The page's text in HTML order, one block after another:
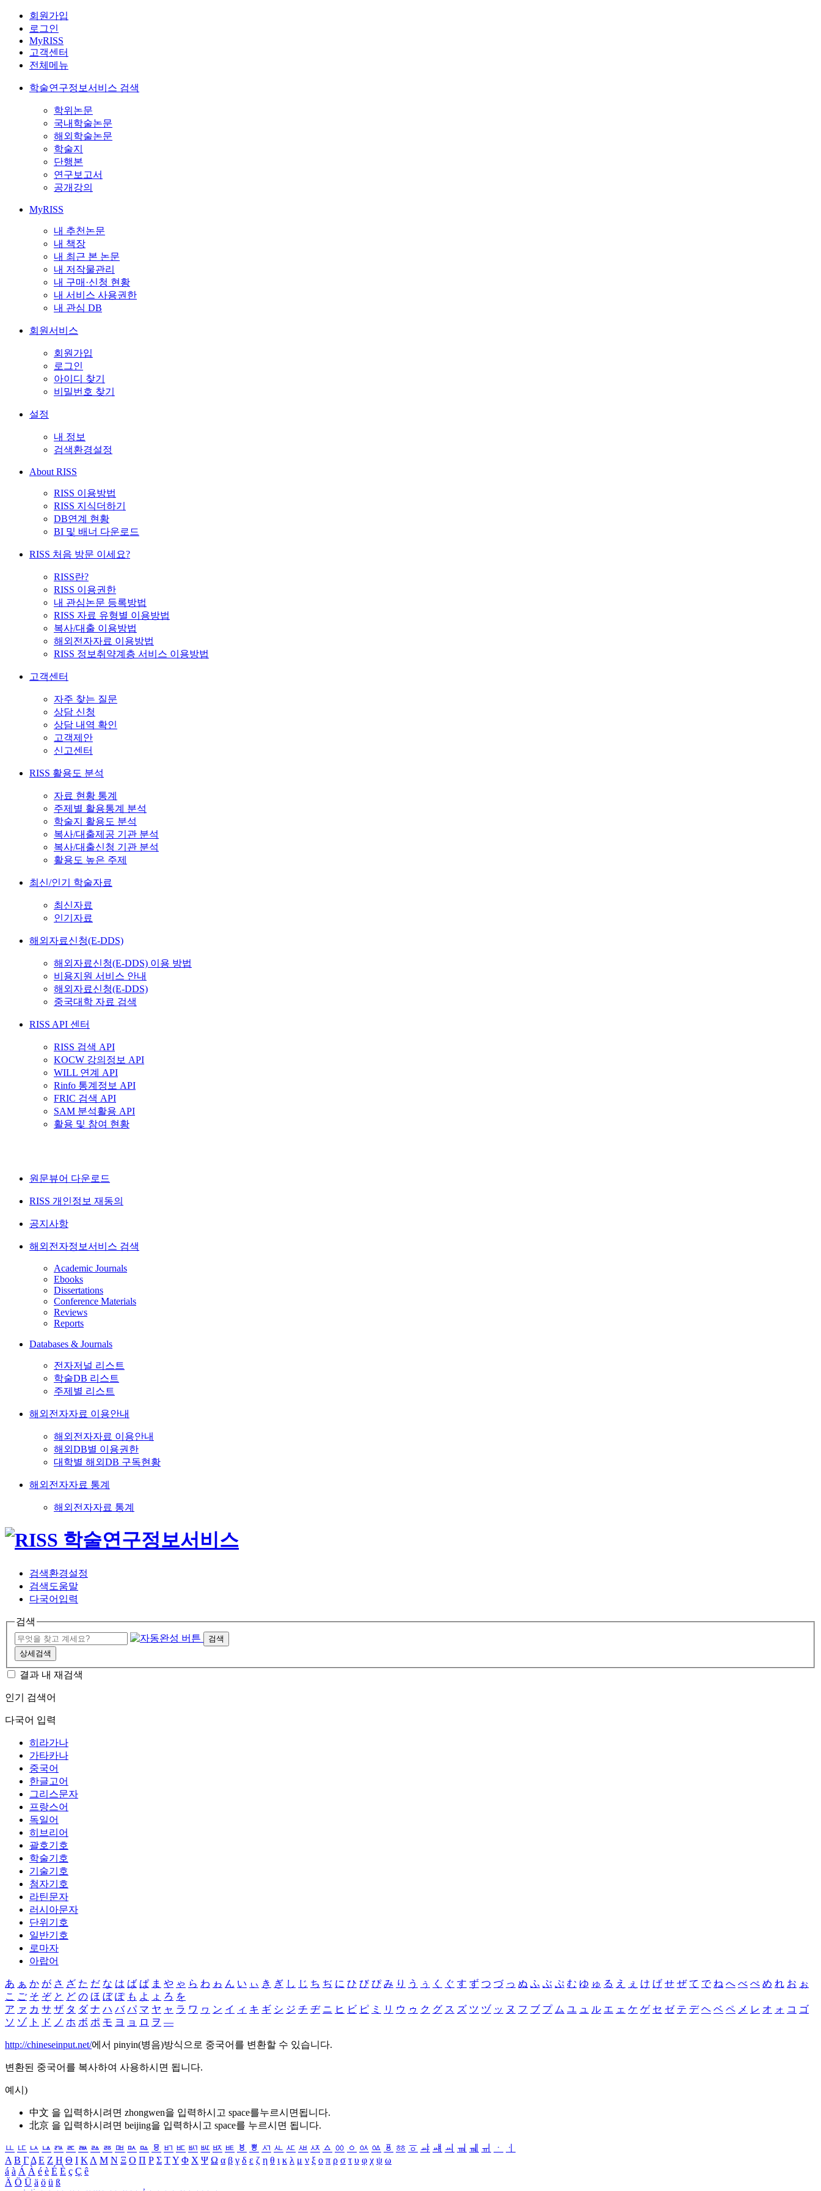
회원가입
로그인
MyRISS
고객센터
전체메뉴
학술연구정보서비스 검색
학위논문
국내학술논문
해외학술논문
학술지
단행본
연구보고서
공개강의
MyRISS
내 추천논문
내 책장
내 최근 본 논문
내 저작물관리
내 구매·신청 현황
내 서비스 사용권한
내 관심 DB
회원서비스
회원가입
로그인
아이디 찾기
비밀번호 찾기
설정
내 정보
검색환경설정
About RISS
RISS 이용방법
RISS 지식더하기
DB연계 현황
BI 및 배너 다운로드
RISS 처음 방문 이세요?
RISS란?
RISS 이용권한
내 관심논문 등록방법
RISS 자료 유형별 이용방법
복사/대출 이용방법
해외전자자료 이용방법
RISS 정보취약계층 서비스 이용방법
고객센터
자주 찾는 질문
상담 신청
상담 내역 확인
고객제안
신고센터
RISS 활용도 분석
자료 현황 통계
주제별 활용통계 분석
학술지 활용도 분석
복사/대출제공 기관 분석
복사/대출신청 기관 분석
활용도 높은 주제
최신/인기 학술자료
최신자료
인기자료
해외자료신청(E-DDS)
해외자료신청(E-DDS) 이용 방법
비용지원 서비스 안내
해외자료신청(E-DDS)
중국대학 자료 검색
RISS API 센터
RISS 검색 API
KOCW 강의정보 API
WILL 연계 API
Rinfo 통계정보 API
FRIC 검색 API
SAM 분석활용 API
활용 및 참여 현황
원문뷰어 다운로드
RISS 개인정보 재동의
공지사항
해외전자정보서비스 검색
Academic Journals
Ebooks
Dissertations
Conference Materials
Reviews
Reports
Databases & Journals
전자저널 리스트
학술DB 리스트
주제별 리스트
해외전자자료 이용안내
해외전자자료 이용안내
해외DB별 이용권한
대학별 해외DB 구독현황
해외전자자료 통계
해외전자자료 통계
검색환경설정
검색도움말
다국어입력
검색
검색
상세검색
결과 내 재검색
인기 검색어
다국어 입력
히라가나
가타카나
중국어
한글고어
그리스문자
프랑스어
독일어
히브리어
괄호기호
학술기호
기술기호
첨자기호
라틴문자
러시아문자
단위기호
일반기호
로마자
아랍어
あ ぁ か が さ ざ た だ な は ば ぱ ま や ゃ ら わ ゎ ん い ぃ き ぎ し じ ち ぢ に ひ び ぴ み り う ぅ く ぐ す ず つ づ っ ぬ ふ ぶ ぷ む ゆ ゅ る え ぇ け げ せ ぜ て で ね へ べ ぺ め れ お ぉ
こ ご そ ぞ と ど の ほ ぼ ぽ も よ ょ ろ を
ア ァ カ サ ザ タ ダ ナ ハ バ パ マ ヤ ャ ラ ワ ヮ ン イ ィ キ ギ シ ジ チ ヂ ニ ヒ ビ ピ ミ リ ウ ゥ ク グ ス ズ ツ ヅ ッ ヌ フ ブ プ ム ユ ュ ル エ ェ ケ ゲ セ ゼ テ デ ヘ ベ ペ メ レ オ ォ コ ゴ
ソ ゾ ト ド ノ ホ ボ ポ モ ヨ ョ ロ ヲ ―
http://chineseinput.net/에서 pinyin(병음)방식으로 중국어를 변환할 수 있습니다.
변환된 중국어를 복사하여 사용하시면 됩니다.
예시)
中文 을 입력하시려면 zhongwen을 입력하시고 space를누르시면됩니다.
北京 을 입력하시려면 beijing을 입력하시고 space를 누르시면 됩니다.
ㅥ ㅦ ㅧ ㅨ ㅩ ㅪ ㅫ ㅬ ㅭ ㅮ ㅯ ㅰ ㅱ ㅲ ㅳ ㅴ ㅵ ㅶ ㅷ ㅸ ㅹ ㅺ ㅻ ㅼ ㅽ ㅾ ㅿ ㆀ ㆁ ㆂ ㆃ ㆄ ㆅ ㆆ ㆇ ㆈ ㆉ ㆊ ㆋ ㆌ ㆍ
ㆎ
Α Β ΓΔ Ε Ζ Η Θ Ι ΚΛ Μ Ν Ξ Ο Π Ρ Σ ΤΥ Φ Χ Ψ Ω α β γ δ ε ζ η θ ι κ λ μ ν ξ ο π ρ σ τ υ φ χ ψ ω
á à Á À é è É È ç Ç ê
Ä Ö Ü ä ö ü ß